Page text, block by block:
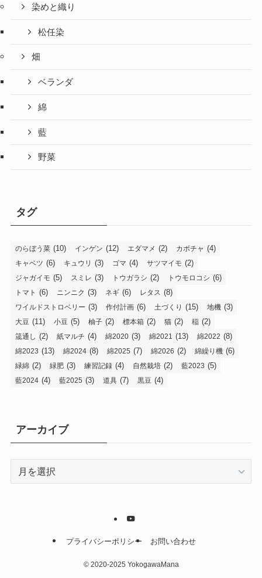
染めと織り
松任染
畑
ベランダ
綿
藍
野菜
タグ
のらぼう菜 (10) インゲン (12) エダマメ (2) カボチャ (4)
キャベツ (6) キュウリ (3) ゴマ (4) サツマイモ (2)
ジャガイモ (5) スミレ (3) トウガラシ (2) トウモロコシ (6)
トマト (6) ニンニク (3) ネギ (6) レタス (8)
ワイルドストロベリー (3) 作付計画 (6) 土づくり (15) 地機 (3)
大豆 (11) 小豆 (5) 柚子 (2) 標本箱 (2) 猫 (2) 稲 (2)
筬通し (2) 紙マルチ (4) 綿2020 (3) 綿2021 (13) 綿2022 (8)
綿2023 (13) 綿2024 (8) 綿2025 (7) 綿2026 (2) 綿繰り機 (6)
緑綿 (2) 緑肥 (3) 練習記録 (4) 自然栽培 (2) 藍2023 (5)
藍2024 (4) 藍2025 (3) 道具 (7) 黒豆 (4)
アーカイブ
プライバシーポリシー お問い合わせ
©2020-2025 YokogawaMana